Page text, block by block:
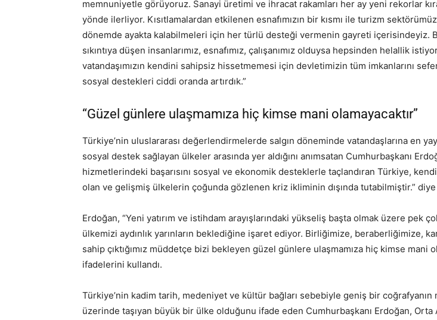
memnuniyetle görüyoruz. Sanayi üretimi ve ihracat rakamları her ay yeni rekorlar
yönde ilerliyor. Kısıtlamalardan etkilenen esnafımızın bir kısmı ile turizm
dönemde ayakta kalabilmeleri için her türlü desteği vermenin gayreti içerisindeyiz.
sıkıntıya düşen insanlarımız, esnafımız, çalışanımız olduysa hepsinden helallik
vatandaşımızın kendini sahipsiz hissetmemesi için devletimizin tüm imkanlarını
sosyal destekleri ciddi oranda artırdık.”
“Güzel günlere ulaşmamıza hiç kimse mani olamayacaktır”
Türkiye’nin uluslararası değerlendirmelerde salgın döneminde vatandaşlarına en
sosyal destek sağlayan ülkeler arasında yer aldığını anımsatan Cumhurbaşkanı
hizmetlerindeki başarısını sosyal ve ekonomik desteklerle taçlandıran Türkiye,
olan ve gelişmiş ülkelerin çoğunda gözlenen kriz ikliminin dışında tutabilmiştir.”
Erdoğan, “Yeni yatırım ve istihdam arayışlarındaki yükseliş başta olmak üzere pek
ülkemizi aydınlık yarınların beklediğine işaret ediyor. Birliğimize, beraberliğimize,
sahip çıktığımız müddetçe bizi bekleyen güzel günlere ulaşmamıza hiç kimse mani
ifadelerini kullandı.
Türkiye’nin kadim tarih, medeniyet ve kültür bağları sebebiyle geniş bir coğrafyanın
üzerinde taşıyan büyük bir ülke olduğunu ifade eden Cumhurbaşkanı Erdoğan, Orta